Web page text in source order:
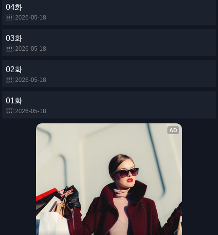
04화
2026-05-18
03화
2026-05-18
02화
2026-05-18
01화
2026-05-18